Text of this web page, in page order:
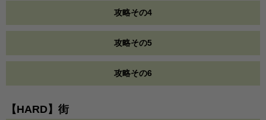
攻略その4
攻略その5
攻略その6
【HARD】街